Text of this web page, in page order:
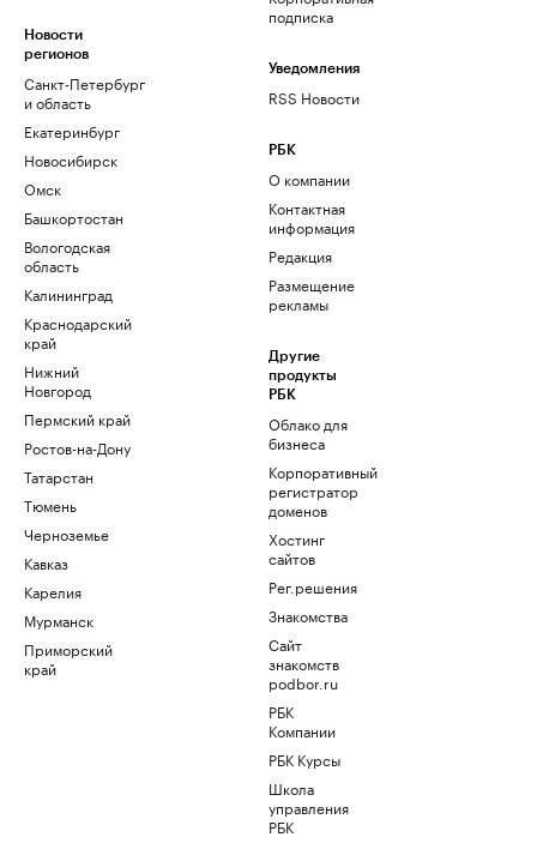
Новости
регионов
Санкт-Петербург
и область
Екатеринбург
Новосибирск
Омск
Башкортостан
Вологодская
область
Калининград
Краснодарский
край
Нижний
Новгород
Пермский край
Ростов-на-Дону
Татарстан
Тюмень
Черноземье
Кавказ
Карелия
Мурманск
Приморский
край
подписка
Уведомления
RSS Новости
РБК
О компании
Контактная
информация
Редакция
Размещение
рекламы
Другие
продукты
РБК
Облако для
бизнеса
Корпоративный
регистратор
доменов
Хостинг
сайтов
Рег.решения
Знакомства
Сайт
знакомств
podbor.ru
РБК
Компании
РБК Курсы
Школа
управления
РБК